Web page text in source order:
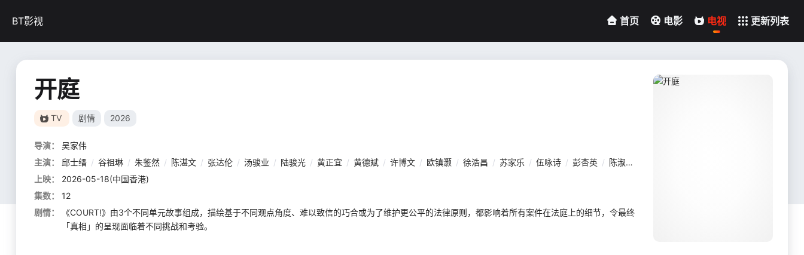
BT影视 首页 电影 电视 更新列表
开庭
TV 剧情 2026
导演：
吴家伟
主演：
邱士缙 / 谷祖琳 / 朱鉴然 / 陈湛文 / 张达伦 / 汤骏业 / 陆骏光 / 黄正宜 / 黄德斌 / 许博文 / 欧镇灏 / 徐浩昌 / 苏家乐 / 伍咏诗 / 彭杏英 / 陈淑仪
上映：
2026-05-18(中国香港)
集数：
12
剧情：
《COURT!》由3个不同单元故事组成，描绘基于不同观点角度、难以致信的巧合或为了维护更公平的法律原则，都影响着所有案件在法庭上的细节，令最终
「真相」的呈现面临着不同挑战和考验。